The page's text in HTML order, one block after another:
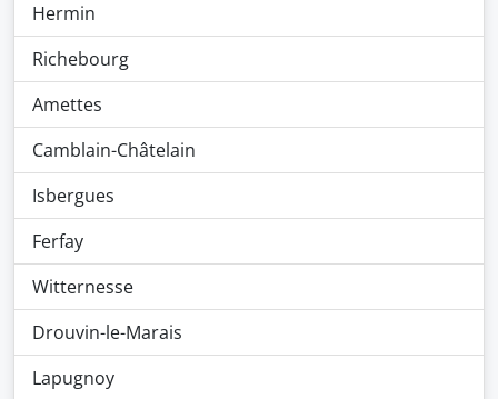
Hermin
Richebourg
Amettes
Camblain-Châtelain
Isbergues
Ferfay
Witternesse
Drouvin-le-Marais
Lapugnoy